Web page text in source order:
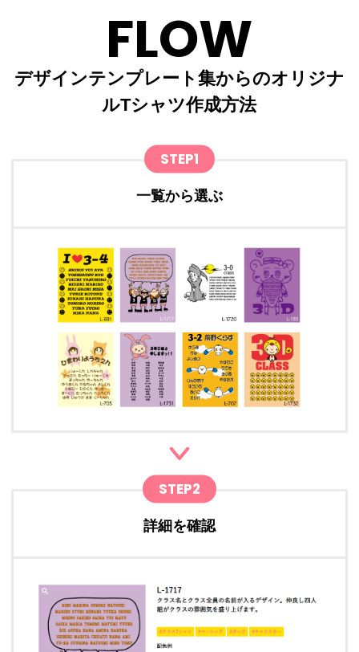
FLOW
デザインテンプレート集からのオリジナ
ルTシャツ作成方法
STEP1
一覧から選ぶ
STEP2
詳細を確認